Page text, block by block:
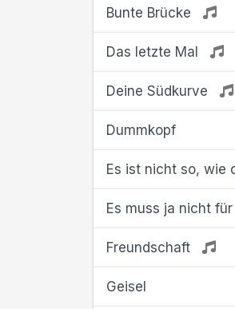
Bunte Brücke
Das letzte Mal
Deine Südkurve
Dummkopf
Es ist nicht so, wie
Es muss ja nicht
Freundschaft
Geisel